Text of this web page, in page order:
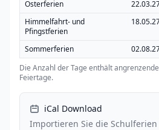
Osterferien
Himmelfahrt- und
Pfingstferien
Sommerferien
Die Anzahl der Tage enthält
Feiertage.
iCal Download
Importieren Sie die